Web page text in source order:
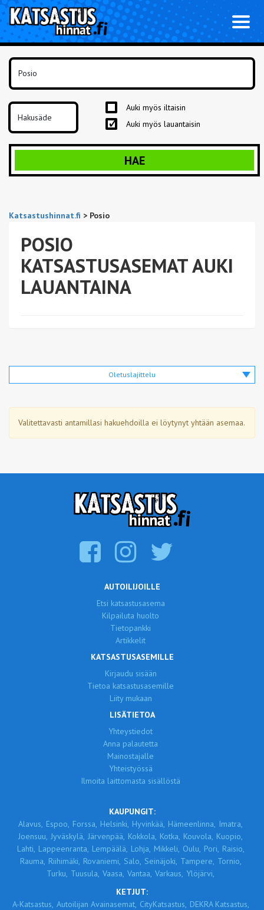
Auki myös iltaisin
Auki myös lauantaisin
HAE
Katsastushinnat.fi > Posio
POSIO
KATSASTUSASEMAT AUKI
LAUANTAINA
Oletuslajittelu
Valitettavasti antamillasi hakuehdoilla ei löytynyt yhtään asemaa.
AUTOILIJOILLE
Etsi katsastusasema
Kilpailuta huolto
Tietopankki
Artikkelit
KATSASTUSASEMILLE
Kirjaudu sisään
Tietoa katsastusasemille
Liity mukaan
LISÄTIETOA
Yhteystiedot
Anna palautetta
Mainostajalle
Yhteistyössä
Ilmoita laittomasta sisällöstä
KAUPUNGIT:
Alavus, Espoo, Forssa, Helsinki, Hyvinkää, Hämeenlinna, Imatra,
Joensuu, Jyväskylä, Järvenpää, Kokkola, Kotka, Kouvola, Kuopio,
Lahti, Lappeenranta, Lempäälä, Lohja, Mikkeli, Oulu, Pori, Raisio,
Rauma, Riihimäki, Rovaniemi, Salo, Seinäjoki, Tampere, Tornio,
Turku, Tuusula, Vaasa, Vantaa, Varkaus, Ylöjärvi,
KETJUT:
A-Katsastus, Autoilijan Avainasemat, CityKatsastus, DEKRA Katsastus,